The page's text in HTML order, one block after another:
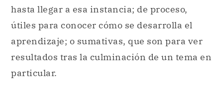
hasta llegar a esa instancia; de proceso,
útiles para conocer cómo se desarrolla el
aprendizaje; o sumativas, que son para ver
resultados tras la culminación de un tema en
particular.